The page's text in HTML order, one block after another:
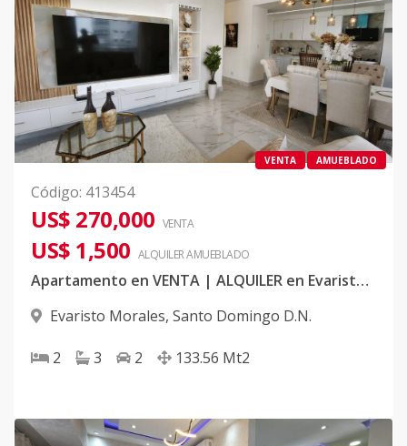
VENTA AMUEBLADO
Código: 413454
US$ 270,000 VENTA
US$ 1,500 ALQUILERAMUEBLADO
Apartamento en VENTA | ALQUILER en Evaristo Morales
Evaristo Morales, Santo Domingo D.N.
2 3 2 133.56 Mt2